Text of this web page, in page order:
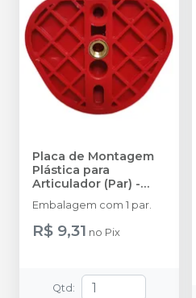
Placa de Montagem
Plástica para
Articulador (Par) -
ANDRADE GOMES
Embalagem com 1 par.
R$ 9,31 no Pix
Qtd :